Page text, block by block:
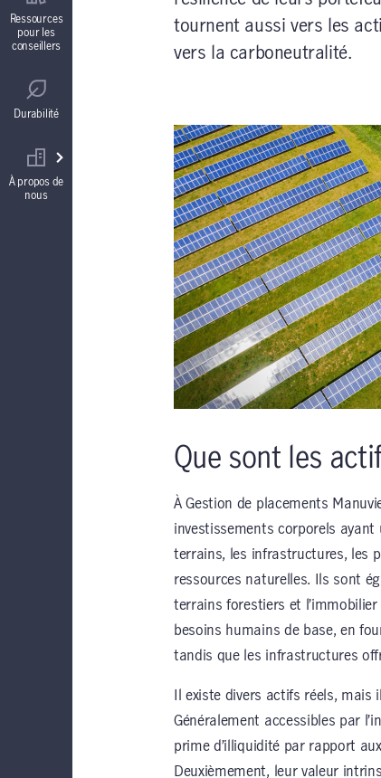
Contrats de fonds distincts
Ressources
pour les
conseillers
Votre équipe commerciale
Durabilité
À propos de
nous
tournent aussi vers les
vers la carboneutralité.
Que sont les
À Gestion de placements
investissements corporels ayant
terrains, les infrastructures, les
ressources naturelles. Ils sont
terrains forestiers et
besoins humains de base, en
tandis que les infrastructures
Il existe divers actifs réels,
Généralement accessibles par
prime d’illiquidité par rapport
Deuxièmement, leur valeur